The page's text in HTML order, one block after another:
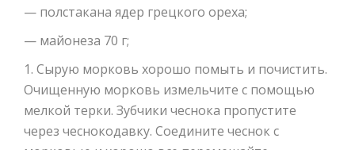
— полстакана ядер грецкого ореха;
— майонеза 70 г;
1. Сырую морковь хорошо помыть и почистить.
Очищенную морковь измельчите с помощью
мелкой терки. Зубчики чеснока пропустите
через чеснокодавку. Соедините чеснок с